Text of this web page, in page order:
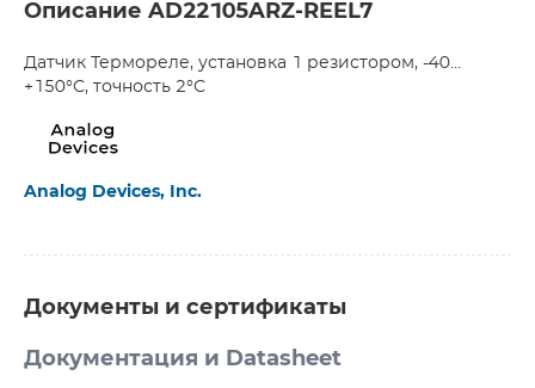
Описание AD22105ARZ-REEL7
Датчик Термореле, установка 1 резистором, -40…
+150°С, точность 2°С
Analog Devices, Inc.
Документы и сертификаты
Документация и Datasheet